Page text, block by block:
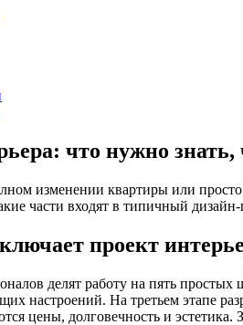
что нужно
изменении квартиры или
части входят в типичный
проект
делят работу на пять простых
настроений. На третьем этапе
цены, долговечность и эстетика.